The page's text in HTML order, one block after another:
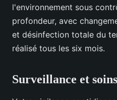
l'environnement sous
profondeur, avec
et désinfection totale du
réalisé tous les six mois.
Surveillance et